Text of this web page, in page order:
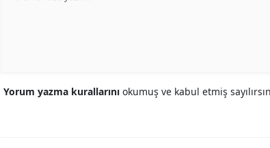
Yorum yazma kurallarını okumuş ve kabul etmiş